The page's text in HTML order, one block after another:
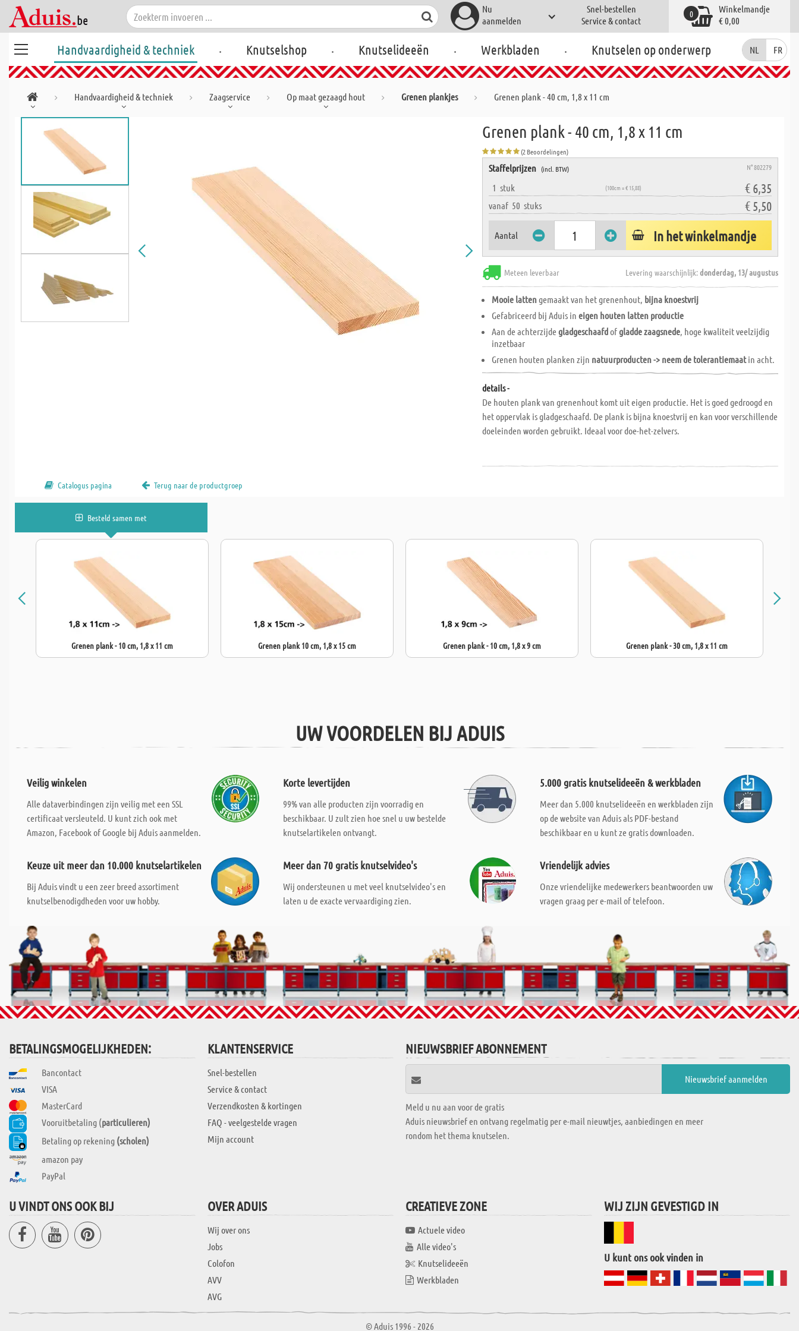
Nu
aanmelden
Snel-bestellen
Service & contact
Winkelmandje
€ 0,00
0
Handvaardigheid & techniek . Knutselshop . Knutselideeën . Werkbladen . Knutselen op onderwerp NL FR
Handvaardigheid & techniek Zaagservice Op maat gezaagd hout Grenen plankjes Grenen plank - 40 cm, 1,8 x 11 cm
Grenen plank - 40 cm, 1,8 x 11 cm
(2 Beoordelingen)
Staffelprijzen (incl. BTW) N° 802279
1stuk (100cm = € 15,88) € 6,35
vanaf 50stuks € 5,50
Aantal In het winkelmandje
Meteen leverbaar Levering waarschijnlijk:donderdag, 13/ augustus
Mooie lattengemaakt van het grenenhout, bijna knoestvrij
Gefabriceerd bij Aduis ineigen houten latten productie
Aan de achterzijdegladgeschaafdofgladde zaagsnede, hoge kwaliteit veelzijdig
inzetbaar
Grenen houten planken zijn natuurproducten -> neem de tolerantiemaatin acht.
details -
De houten plank van grenenhout komt uit eigen productie. Het is goed gedroogd en
het oppervlak is gladgeschaafd. De plank is bijna knoestvrij en kan voor verschillende
doeleinden worden gebruikt. Ideaal voor doe-het-zelvers.
Catalogus pagina Terug naar de productgroep
Besteld samen met
Grenen plank - 10 cm, 1,8 x 11 cm Grenen plank 10 cm, 1,8 x 15 cm Grenen plank - 10 cm, 1,8 x 9 cm Grenen plank - 30 cm, 1,8 x 11 cm
UW VOORDELEN BIJ ADUIS
Veilig winkelen
Alle dataverbindingen zijn veilig met een SSL
certificaat versleuteld. U kunt zich ook met
Amazon, Facebook of Google bij Aduis aanmelden.
Korte levertijden
99% van alle producten zijn voorradig en
beschikbaar. U zult zien hoe snel u uw bestelde
knutselartikelen ontvangt.
5.000 gratis knutselideeën & werkbladen
Meer dan 5.000 knutselideeën en werkbladen zijn
op de website van Aduis als PDF-bestand
beschikbaar en u kunt ze gratis downloaden.
Keuze uit meer dan 10.000 knutselartikelen
Bij Aduis vindt u een zeer breed assortiment
knutselbenodigdheden voor uw hobby.
Meer dan 70 gratis knutselvideo's
Wij ondersteunen u met veel knutselvideo's en
laten u de exacte vervaardiging zien.
Vriendelijk advies
Onze vriendelijke medewerkers beantwoorden uw
vragen graag per e-mail of telefoon.
BETALINGSMOGELIJKHEDEN:
Bancontact
VISA
MasterCard
Vooruitbetaling (particulieren)
Betaling op rekening (scholen)
amazon pay
PayPal
KLANTENSERVICE
Snel-bestellen
Service & contact
Verzendkosten & kortingen
FAQ - veelgestelde vragen
Mijn account
NIEUWSBRIEF ABONNEMENT
Meld u nu aan voor de gratis
Aduis nieuwsbrief en ontvang regelmatig per e-mail nieuwtjes, aanbiedingen en meer
rondom het thema knutselen.
U VINDT ONS OOK BIJ OVER ADUIS
Wij over ons
Jobs
Colofon
AVV
AVG
CREATIEVE ZONE
Actuele video
Alle video's
Knutselideeën
Werkbladen
WIJ ZIJN GEVESTIGD IN
U kunt ons ook vinden in
© Aduis 1996 - 2026